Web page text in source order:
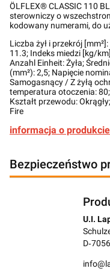
ÖLFLEX® CLASSIC 110
sterowniczy o
kodowany numerami, do
Liczba żył i przekrój
11.3; Indeks miedzi [kg/
Anzahl Einheit: Żyła;
(mm²): 2,5; Napięcie
Samogasnący / Z żyłą
temperatura otoczenia:
Kształt przewodu:
Fire
informacja o
Bezpieczeństwo
U.I.